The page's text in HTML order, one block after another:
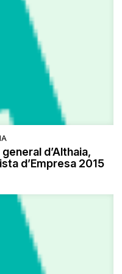
d’Althaia,
d’Empresa 2015